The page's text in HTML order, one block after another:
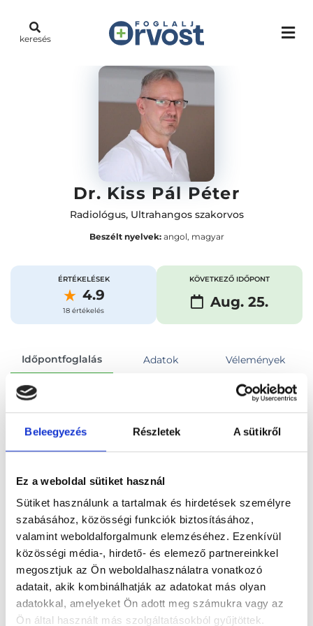
Beleegyezés Részletek A sütikről
Ez a weboldal sütiket használ
Sütiket használunk a tartalmak és hirdetések személyre
szabásához, közösségi funkciók biztosításához,
valamint weboldalforgalmunk elemzéséhez. Ezenkívül
közösségi média-, hirdető- és elemező partnereinkkel
megosztjuk az Ön weboldalhasználatra vonatkozó
adatait, akik kombinálhatják az adatokat más olyan
adatokkal, amelyeket Ön adott meg számukra vagy az
Ön által használt más szolgáltatásokból gyűjtöttek.
keresés
Dr. Kiss Pál Péter
Radiológus, Ultrahangos szakorvos
Beszélt nyelvek:angol, magyar
ÉRTÉKELÉSEK
4.9
18 értékelés
KÖVETKEZŐ IDŐPONT
Aug. 25.
Időpontfoglalás Adatok Vélemények
Foglalj időpontot
Összes szakterület UH Has-kismedence vizsgálat
Főoldal Orvosok Ultrahangos szakorvos
Ultrahangos szakorvos, Budapest, XI. kerület
Dr. Kiss Pál Péter